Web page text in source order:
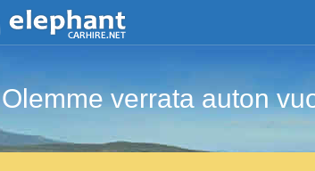
Olemme verrata auton